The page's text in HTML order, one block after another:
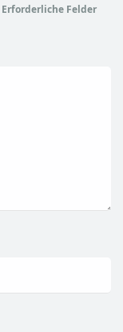
Erforderliche Felder